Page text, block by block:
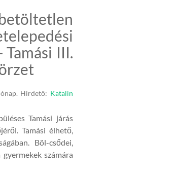
III.
Hirdető: Katalin
Tamási járás
Tamási élhető,
Böl-csődei,
számára